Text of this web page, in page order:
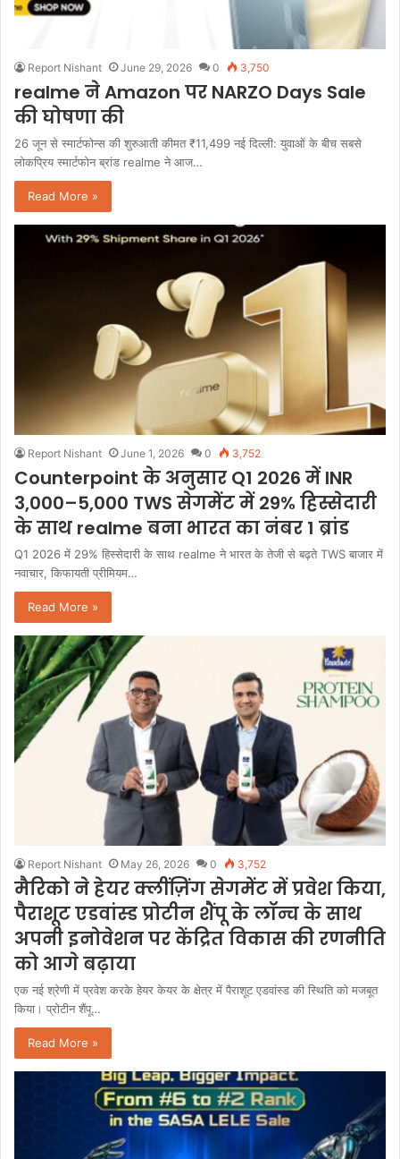
Report Nishant June 29, 2026 0 3,750
realme ने Amazon पर NARZO Days Sale
की घोषणा की
26 जून से स्मार्टफोन्स की शुरुआती कीमत ₹11,499 नई दिल्ली: युवाओं के बीच सबसे
लोकप्रिय स्मार्टफोन ब्रांड realme ने आज…
Read More »
Report Nishant June 1, 2026 0 3,752
Counterpoint के अनुसार Q1 2026 में INR
3,000–5,000 TWS सेगमेंट में 29% हिस्सेदारी
के साथ realme बना भारत का नंबर 1 ब्रांड
Q1 2026 में 29% हिस्सेदारी के साथ realme ने भारत के तेजी से बढ़ते TWS बाजार में
नवाचार, किफायती प्रीमियम…
Read More »
Report Nishant May 26, 2026 0 3,752
मैरिको ने हेयर क्लींज़िंग सेगमेंट में प्रवेश किया,
पैराशूट एडवांस्ड प्रोटीन शैंपू के लॉन्च के साथ
अपनी इनोवेशन पर केंद्रित विकास की रणनीति
को आगे बढ़ाया
एक नई श्रेणी में प्रवेश करके हेयर केयर के क्षेत्र में पैराशूट एडवांस्ड की स्थिति को मजबूत
किया। प्रोटीन शैंपू…
Read More »